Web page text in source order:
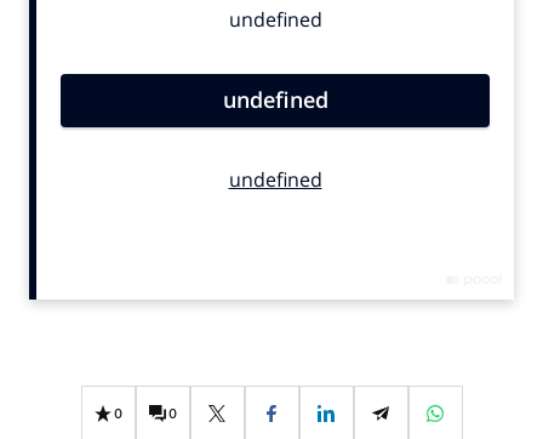
Contentmarketing
Effectiviteit
Gedragsverandering
0 0